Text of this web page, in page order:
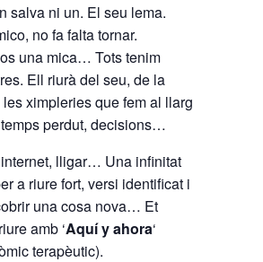
salva ni un. El seu lema.
no fa falta tornar.
una mica… Tots tenim
Ell riurà del seu, de la
ximpleries que fem al llarg
perdut, decisions…
lligar… Una infinitat
a riure fort, versi identificat i
una cosa nova… Et
amb ‘Aquí y ahora‘
terapèutic).